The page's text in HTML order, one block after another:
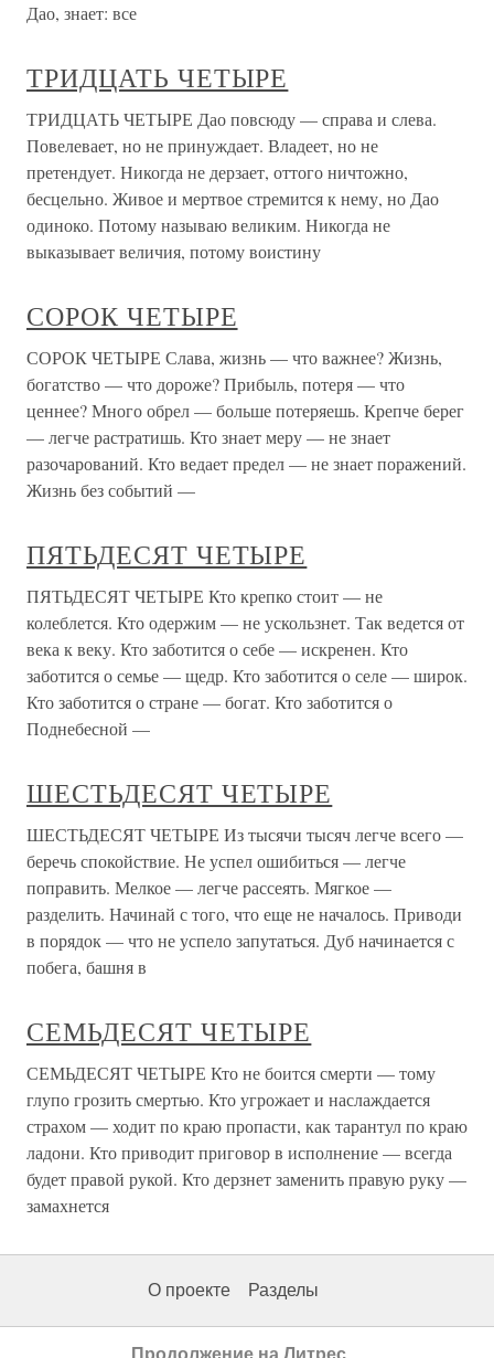
Дао, знает: все
ТРИДЦАТЬ ЧЕТЫРЕ
ТРИДЦАТЬ ЧЕТЫРЕ Дао повсюду — справа и слева.
Повелевает, но не принуждает. Владеет, но не
претендует. Никогда не дерзает, оттого ничтожно,
бесцельно. Живое и мертвое стремится к нему, но Дао
одиноко. Потому называю великим. Никогда не
выказывает величия, потому воистину
СОРОК ЧЕТЫРЕ
СОРОК ЧЕТЫРЕ Слава, жизнь — что важнее? Жизнь,
богатство — что дороже? Прибыль, потеря — что
ценнее? Много обрел — больше потеряешь. Крепче берег
— легче растратишь. Кто знает меру — не знает
разочарований. Кто ведает предел — не знает поражений.
Жизнь без событий —
ПЯТЬДЕСЯТ ЧЕТЫРЕ
ПЯТЬДЕСЯТ ЧЕТЫРЕ Кто крепко стоит — не
колеблется. Кто одержим — не ускользнет. Так ведется от
века к веку. Кто заботится о себе — искренен. Кто
заботится о семье — щедр. Кто заботится о селе — широк.
Кто заботится о стране — богат. Кто заботится о
Поднебесной —
ШЕСТЬДЕСЯТ ЧЕТЫРЕ
ШЕСТЬДЕСЯТ ЧЕТЫРЕ Из тысячи тысяч легче всего —
беречь спокойствие. Не успел ошибиться — легче
поправить. Мелкое — легче рассеять. Мягкое —
разделить. Начинай с того, что еще не началось. Приводи
в порядок — что не успело запутаться. Дуб начинается с
побега, башня в
СЕМЬДЕСЯТ ЧЕТЫРЕ
СЕМЬДЕСЯТ ЧЕТЫРЕ Кто не боится смерти — тому
глупо грозить смертью. Кто угрожает и наслаждается
страхом — ходит по краю пропасти, как тарантул по краю
ладони. Кто приводит приговор в исполнение — всегда
будет правой рукой. Кто дерзнет заменить правую руку —
замахнется
О проекте Разделы
Продолжение на Литрес